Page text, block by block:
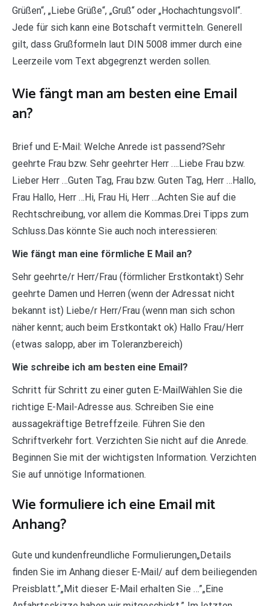
Grüßen“, „Liebe Grüße“, „Gruß“ oder „Hochachtungsvoll“.
Jede für sich kann eine Botschaft vermitteln. Generell
gilt, dass Grußformeln laut DIN 5008 immer durch eine
Leerzeile vom Text abgegrenzt werden sollen.
Wie fängt man am besten eine Email
an?
Brief und E-Mail: Welche Anrede ist passend?Sehr
geehrte Frau bzw. Sehr geehrter Herr ….Liebe Frau bzw.
Lieber Herr …Guten Tag, Frau bzw. Guten Tag, Herr …Hallo,
Frau Hallo, Herr …Hi, Frau Hi, Herr …Achten Sie auf die
Rechtschreibung, vor allem die Kommas.Drei Tipps zum
Schluss.Das könnte Sie auch noch interessieren:
Wie fängt man eine förmliche E Mail an?
Sehr geehrte/r Herr/Frau (förmlicher Erstkontakt) Sehr
geehrte Damen und Herren (wenn der Adressat nicht
bekannt ist) Liebe/r Herr/Frau (wenn man sich schon
näher kennt; auch beim Erstkontakt ok) Hallo Frau/Herr
(etwas salopp, aber im Toleranzbereich)
Wie schreibe ich am besten eine Email?
Schritt für Schritt zu einer guten E-MailWählen Sie die
richtige E-Mail-Adresse aus. Schreiben Sie eine
aussagekräftige Betreffzeile. Führen Sie den
Schriftverkehr fort. Verzichten Sie nicht auf die Anrede.
Beginnen Sie mit der wichtigsten Information. Verzichten
Sie auf unnötige Informationen.
Wie formuliere ich eine Email mit
Anhang?
Gute und kundenfreundliche Formulierungen„Details
finden Sie im Anhang dieser E-Mail/ auf dem beiliegenden
Preisblatt.”„Mit dieser E-Mail erhalten Sie …”„Eine